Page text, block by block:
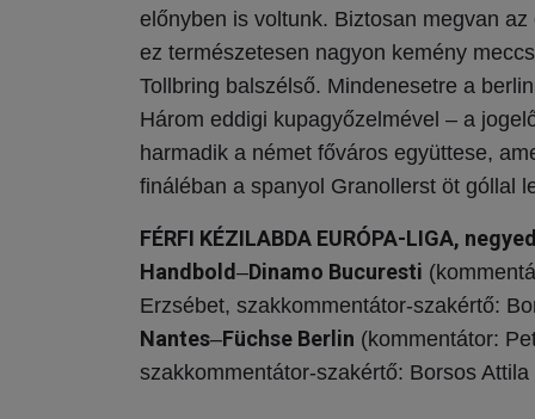
előnyben is voltunk. Biztosan megvan
ez természetesen nagyon kemény
Tollbring balszélső. Mindenesetre a
Három eddigi kupagyőzelmével – a
harmadik a német főváros együttese,
fináléban a spanyol Granollerst öt góllal
FÉRFI KÉZILABDA EURÓPA-LIGA,
Handbold –Dinamo Bucuresti
Erzsébet, szakkommentátor-szakértő:
Nantes–Füchse Berlin (kommentátor:
szakkommentátor-szakértő: Borsos